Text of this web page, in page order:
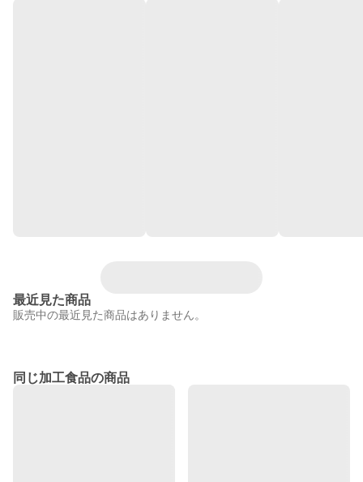
最近見た商品
販売中の最近見た商品はありません。
同じ加工食品の商品